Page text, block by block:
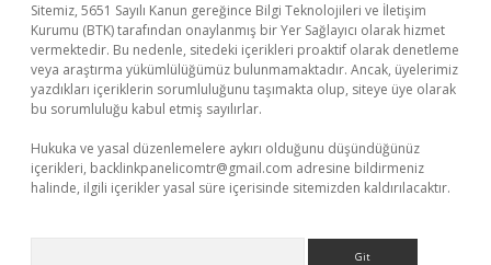
Sitemiz, 5651 Sayılı Kanun gereğince Bilgi Teknolojileri ve İletişim
Kurumu (BTK) tarafından onaylanmış bir Yer Sağlayıcı olarak hizmet
vermektedir. Bu nedenle, sitedeki içerikleri proaktif olarak denetleme
veya araştırma yükümlülüğümüz bulunmamaktadır. Ancak, üyelerimiz
yazdıkları içeriklerin sorumluluğunu taşımakta olup, siteye üye olarak
bu sorumluluğu kabul etmiş sayılırlar.
Hukuka ve yasal düzenlemelere aykırı olduğunu düşündüğünüz
içerikleri, backlinkpanelicomtr@gmail.com adresine bildirmeniz
halinde, ilgili içerikler yasal süre içerisinde sitemizden kaldırılacaktır.